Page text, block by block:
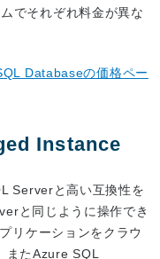
でそれぞれ料金が異な
Databaseの価格ペー
Instance
Serverと高い互換性を
と同じように操作でき
リケーションをクラウ
またAzure SQL